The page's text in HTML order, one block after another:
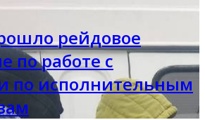
рейдовое
по работе с
по исполнительным